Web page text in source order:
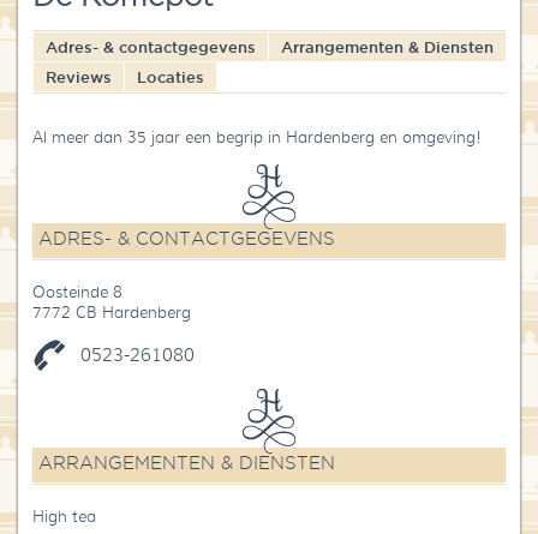
Over High Tea Wereld
Adres- & contactgegevens
Arrangementen & Diensten
Reviews
Locaties
Al meer dan 35 jaar een begrip in Hardenberg en omgeving!
ADRES- & CONTACTGEGEVENS
Oosteinde 8
7772 CB Hardenberg
0523-261080
ARRANGEMENTEN & DIENSTEN
High tea